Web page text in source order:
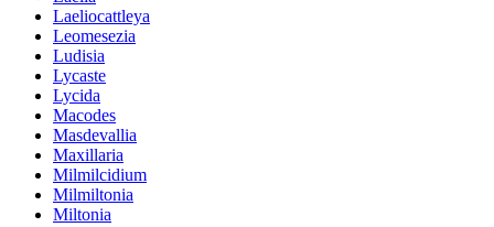
Laeliocattleya
Leomesezia
Ludisia
Lycaste
Lycida
Macodes
Masdevallia
Maxillaria
Milmilcidium
Milmiltonia
Miltonia